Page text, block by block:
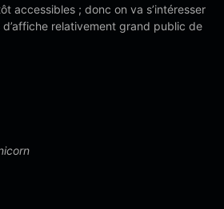
accessibles ; donc on va s’intéresser
relativement grand public de